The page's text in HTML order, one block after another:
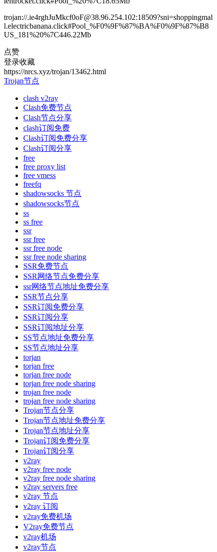
trojan://.ie4rghJuMkcf0oF@38.96.254.102:18509?sni=shoppingmal
l.electricbanana.click#Pool_%F0%9F%87%BA%F0%9F%87%B8
US_181%20%7C446.22Mb
点赞
登录收藏
https://nrcs.xyz/trojan/13462.html
Trojan节点
clash v2ray
Clash免费节点
Clash节点分享
clash订阅免费
Clash订阅免费分享
Clash订阅分享
free
free proxy list
free vmess
freefq
shadowsocks 节点
shadowsocks节点
ss
ss free
ssr
ssr free
ssr free node
ssr free node sharing
SSR免费节点
SSR网络节点免费分享
ssr网络节点地址免费分享
SSR节点分享
SSR订阅免费分享
SSR订阅分享
SSR订阅地址分享
SS节点地址免费分享
SS节点地址分享
torjan
torjan free
torjan free node
torjan free node sharing
trojan free node
trojan free node sharing
Trojan节点分享
Trojan节点地址免费分享
Trojan节点地址分享
Trojan订阅免费分享
Trojan订阅分享
v2ray
v2ray free node
v2ray free node sharing
v2ray servers free
v2ray 节点
v2ray 订阅
v2ray免费机场
V2ray免费节点
v2ray机场
v2ray节点